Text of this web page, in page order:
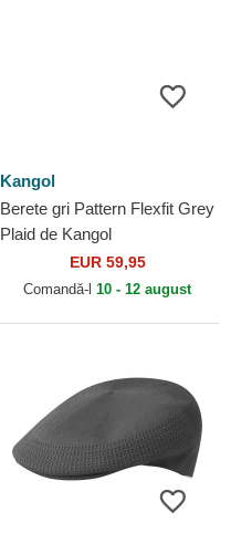
Kangol
Berete gri Pattern Flexfit Grey
Plaid de Kangol
EUR 59,95
Comandă-l 10 - 12 august